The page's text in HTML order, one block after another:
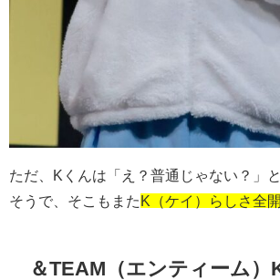
ただ、Kくんは「え？普通じゃない？」
そうで、そこもまたK（ケイ）らしさ全開
＆TEAM（エンティーム）